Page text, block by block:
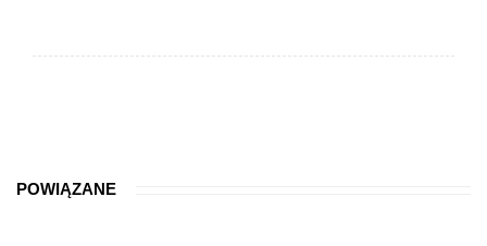
POWIĄZANE